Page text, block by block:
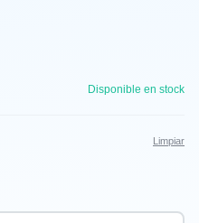
Disponible en stock
Limpiar